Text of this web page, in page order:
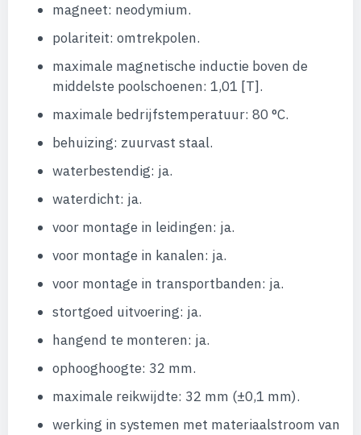
magneet: neodymium.
polariteit: omtrekpolen.
maximale magnetische inductie boven de
middelste poolschoenen: 1,01 [T].
maximale bedrijfstemperatuur: 80 °C.
behuizing: zuurvast staal.
waterbestendig: ja.
waterdicht: ja.
voor montage in leidingen: ja.
voor montage in kanalen: ja.
voor montage in transportbanden: ja.
stortgoed uitvoering: ja.
hangend te monteren: ja.
ophooghoogte: 32 mm.
maximale reikwijdte: 32 mm (±0,1 mm).
werking in systemen met materiaalstroom van